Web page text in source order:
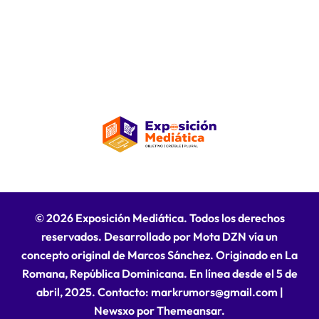
© 2026 Exposición Mediática. Todos los derechos
reservados. Desarrollado por Mota DZN vía un
concepto original de Marcos Sánchez. Originado en La
Romana, República Dominicana. En línea desde el 5 de
abril, 2025. Contacto: markrumors@gmail.com |
Newsxo porThemeansar.